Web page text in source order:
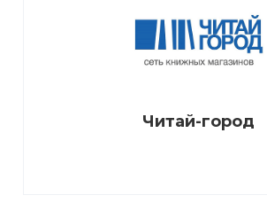
Читай-город